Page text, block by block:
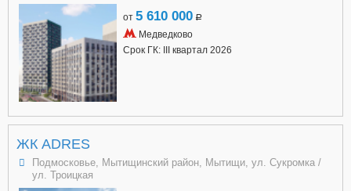
от 5 610 000 a
Медведково
Срок ГК: III квартал 2026
ЖК ADRES
Подмосковье, Мытищинский район, Мытищи, ул. Сукромка /
ул. Троицкая